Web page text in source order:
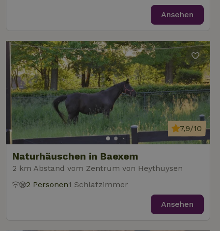
Ansehen
Naturhäuschen in Baexem
2 km Abstand vom Zentrum von Heythuysen
7,9/10
2 Personen1 Schlafzimmer
Ansehen